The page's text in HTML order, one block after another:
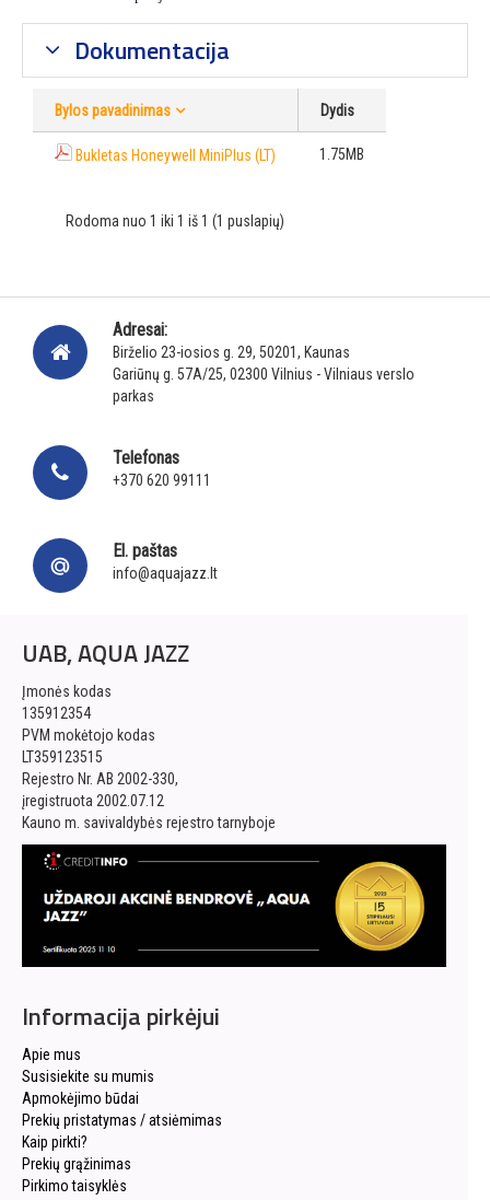
Dokumentacija
Bylos pavadinimas Dydis
Bukletas Honeywell MiniPlus (LT) 1.75MB
Rodoma nuo 1 iki 1 iš 1 (1 puslapių)
Adresai:
Birželio 23-iosios g. 29, 50201, Kaunas
Gariūnų g. 57A/25, 02300 Vilnius - Vilniaus verslo
parkas
Telefonas
+370 620 99111
El. paštas
info@aquajazz.lt
UAB, AQUA JAZZ
Įmonės kodas
135912354
PVM mokėtojo kodas
LT359123515
Rejestro Nr. AB 2002-330,
įregistruota 2002.07.12
Kauno m. savivaldybės rejestro tarnyboje
Informacija pirkėjui
Apie mus
Susisiekite su mumis
Apmokėjimo būdai
Prekių pristatymas / atsiėmimas
Kaip pirkti?
Prekių grąžinimas
Pirkimo taisyklės